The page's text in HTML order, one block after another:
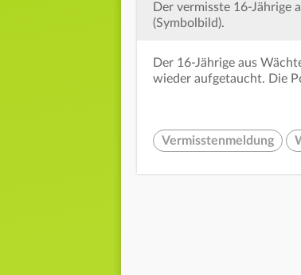
Der vermisste 16-Jährige
(Symbolbild).
Der 16-Jährige aus
wieder aufgetaucht. Die
Vermisstenmeldung